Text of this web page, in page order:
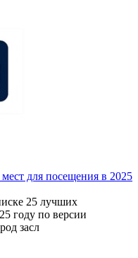
для посещения в 2025
25 лучших
году по версии
засл